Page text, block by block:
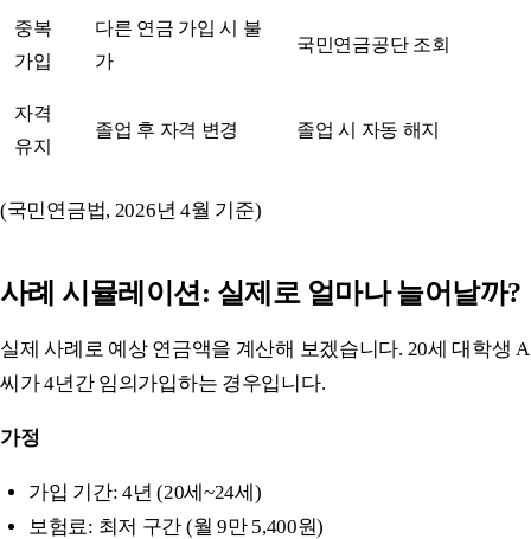
중복
가입
다른 연금 가입 시 불
가
국민연금공단 조회
자격
유지
졸업 후 자격 변경 졸업 시 자동 해지
(국민연금법, 2026년 4월 기준)
사례 시뮬레이션: 실제로 얼마나 늘어날까?
실제 사례로 예상 연금액을 계산해 보겠습니다. 20세 대학생 A
씨가 4년간 임의가입하는 경우입니다.
가정
가입 기간: 4년 (20세~24세)
보험료: 최저 구간 (월 9만 5,400원)